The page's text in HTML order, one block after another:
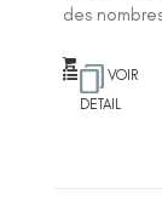
des
VOIR
DETAIL